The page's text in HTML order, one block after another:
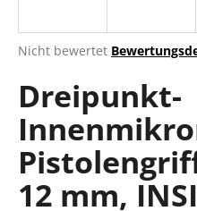
Die
Produktbewertung
ist
0,0
von
5
Sternen.
Nicht bewertet
Dreipunkt-
12 mm,
W
r
e